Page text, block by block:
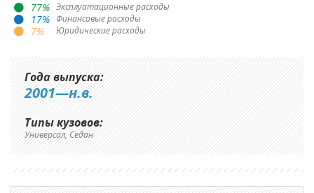
77% Эксплуатационные расходы
17% Финансовые расходы
7% Юридические расходы
Года выпуска:
2001—н.в.
Типы кузовов:
Универсал, Седан